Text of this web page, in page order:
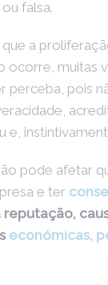
falsa.
a
ocorre, muitas
perceba, pois
e,
pode afetar
e ter
reputação,
económicas,